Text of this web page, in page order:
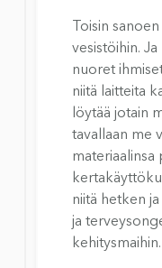
Toisin
vesistöihin.
nuoret
niitä laitteita
löytää jotain
tavallaan me
niitä hetken
ja
kehitysmaihin.